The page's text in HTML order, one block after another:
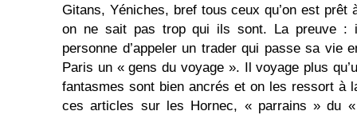
Gitans, Yéniches, bref tous ceux qu’on est prêt
on ne sait pas trop qui ils sont. La preuve :
personne d’appeler un trader qui passe sa vie
Paris un « gens du voyage ». Il voyage plus
fantasmes sont bien ancrés et on les ressort à
ces articles sur les Hornec, « parrains » du «